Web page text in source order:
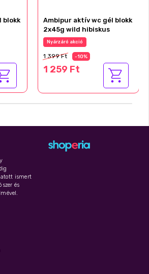
blokk
Ambipur aktív wc gél blokk
2x45g wild hibiskus
Nyárzáró akció
1 399 Ft -10%
1 259 Ft
ismert
és